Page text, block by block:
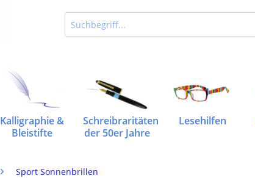
Kalligraphie &
Bleistifte
Schreibraritäten
der 50er Jahre
Lesehilfen
Sport Sonnenbrillen